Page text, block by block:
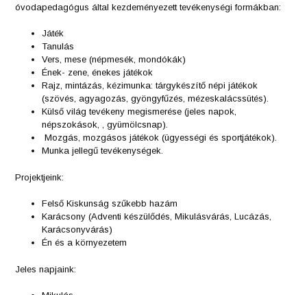
óvodapedagógus által kezdeményezett tevékenységi formákban:
Játék
Tanulás
Vers, mese (népmesék, mondókák)
Ének- zene, énekes játékok
Rajz, mintázás, kézimunka: tárgykészítő népi játékok
(szövés, agyagozás, gyöngyfűzés, mézeskalácssütés).
Külső világ tevékeny megismerése (jeles napok,
népszokások, , gyümölcsnap).
Mozgás, mozgásos játékok (ügyességi és sportjátékok).
Munka jellegű tevékenységek.
Projektjeink:
Felső Kiskunság szűkebb hazám
Karácsony (Adventi készülődés, Mikulásvárás, Lucázás,
Karácsonyvárás)
Én és a környezetem
Jeles napjaink: